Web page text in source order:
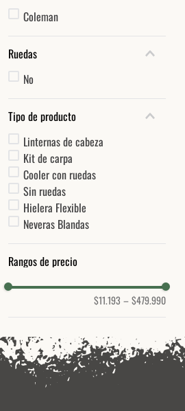
Coleman
Ruedas
No
Tipo de producto
Linternas de cabeza
Kit de carpa
Cooler con ruedas
Sin ruedas
Hielera Flexible
Neveras Blandas
Rangos de precio
$11.193 –$479.990